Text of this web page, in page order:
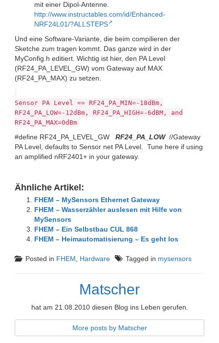
mit einer Dipol-Antenne.
http://www.instructables.com/id/Enhanced-
NRF24L01/?ALLSTEPS
Und eine Software-Variante, die beim compilieren der
Sketche zum tragen kommt. Das ganze wird in der
MyConfig.h editiert. Wichtig ist hier, den PA Level
(RF24_PA_LEVEL_GW) vom Gateway auf MAX
(RF24_PA_MAX) zu setzen.
Sensor PA Level == RF24_PA_MIN=-18dBm,
RF24_PA_LOW=-12dBm, RF24_PA_HIGH=-6dBM, and
RF24_PA_MAX=0dBm
#define RF24_PA_LEVEL_GW RF24_PA_LOW//Gateway
PA Level, defaults to Sensor net PA Level. Tune here if using
an amplified nRF2401+ in your gateway.
Ähnliche Artikel:
FHEM – MySensors Ethernet Gateway
FHEM – Wasserzähler auslesen mit Hilfe von
MySensors
FHEM – Ein Selbstbau CUL 868
FHEM – Heimautomatisierung – Es geht los
Posted in FHEM, Hardware Tagged in mysensors
Matscher
hat am 21.08.2010 diesen Blog ins Leben gerufen.
More posts by Matscher